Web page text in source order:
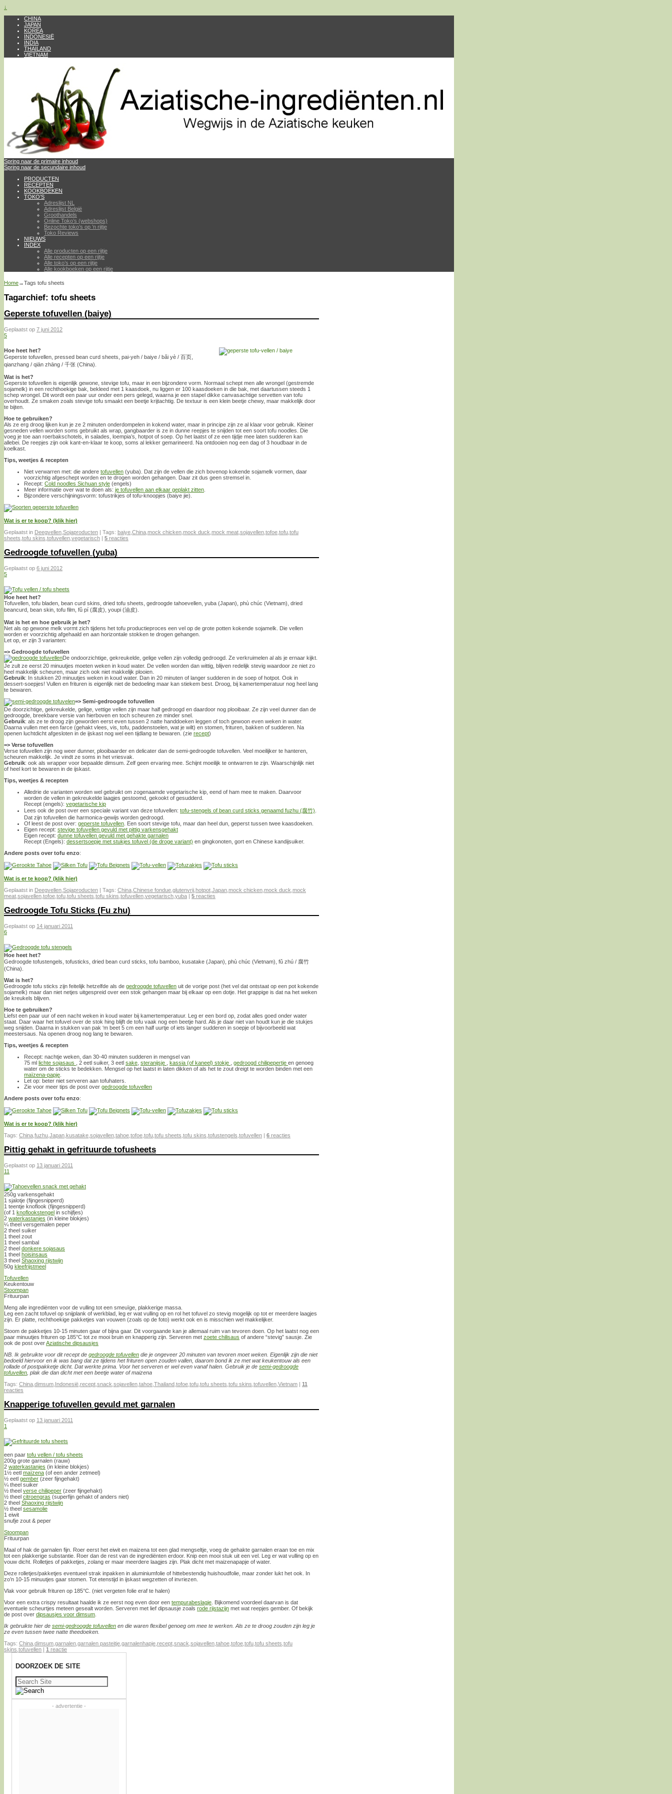
↓
CHINA
JAPAN
KOREA
INDONESIË
INDIA
THAILAND
VIETNAM
Spring naar de primaire inhoud
Spring naar de secundaire inhoud
PRODUCTEN
RECEPTEN
KOOKBOEKEN
TOKO’S
Adreslijst NL
Adreslijst België
Groothandels
Online Toko’s (webshops)
Bezochte toko’s op ’n rijtje
Toko Reviews
NIEUWS
INDEX
Alle producten op een rijtje
Alle recepten op een rijtje
Alle toko’s op een rijtje
Alle kookboeken op een rijtje
Home→Tags tofu sheets
Tagarchief: tofu sheets
Geperste tofuvellen (baiye)
Geplaatst op 7 juni 2012
5
Hoe heet het?
Geperste tofuvellen, pressed bean curd sheets, pai-yeh / baiye / bǎi yè / 百页,
qianzhang / qiān zhāng / 千张 (China).
Wat is het?
Geperste tofuvellen is eigenlijk gewone, stevige tofu, maar in een bijzondere vorm. Normaal schept men alle wrongel (gestremde
sojamelk) in een rechthoekige bak, bekleed met 1 kaasdoek, nu liggen er 100 kaasdoeken in die bak, met daartussen steeds 1
schep wrongel. Dit wordt een paar uur onder een pers gelegd, waarna je een stapel dikke canvasachtige servetten van tofu
overhoudt. Ze smaken zoals stevige tofu smaakt een beetje krijtachtig. De textuur is een klein beetje chewy, maar makkelijk door
te bijten.
Hoe te gebruiken?
Als ze erg droog lijken kun je ze 2 minuten onderdompelen in kokend water, maar in principe zijn ze al klaar voor gebruik. Kleiner
gesneden vellen worden soms gebruikt als wrap, gangbaarder is ze in dunne reepjes te snijden tot een soort tofu noodles. Die
voeg je toe aan roerbakschotels, in salades, loempia’s, hotpot of soep. Op het laatst of ze een tijdje mee laten sudderen kan
allebei. De reepjes zijn ook kant-en-klaar te koop, soms al lekker gemarineerd. Na ontdooien nog een dag of 3 houdbaar in de
koelkast.
Tips, weetjes & recepten
Niet verwarren met: die andere tofuvellen (yuba). Dat zijn de vellen die zich bovenop kokende sojamelk vormen, daar
voorzichtig afgeschept worden en te drogen worden gehangen. Daar zit dus geen stremsel in.
Recept: Cold noodles Sichuan style (engels)
Meer informatie over wat te doen als: je tofuvellen aan elkaar geplakt zitten
Bijzondere verschijningsvorm: tofustrikjes of tofu-knoopjes (baiye jie).
Wat is er te koop? (klik hier)
Geplaatst in Deegvellen Sojaproducten | Tags: baiye China mock chicken mock duck mock meat sojavellen tofoe tofu tofu
sheets tofu skins tofuvellen vegetarisch | 5 reacties
Gedroogde tofuvellen (yuba)
Geplaatst op 6 juni 2012
5
Hoe heet het?
Tofuvellen, tofu bladen, bean curd skins, dried tofu sheets, gedroogde tahoevellen, yuba (Japan), phù chúc (Vietnam), dried
beancurd, bean skin, tofu film, fǔ pí (腐皮), youpi (油皮).
Wat is het en hoe gebruik je het?
Net als op gewone melk vormt zich tijdens het tofu productieproces een vel op de grote potten kokende sojamelk. Die vellen
worden er voorzichtig afgehaald en aan horizontale stokken te drogen gehangen.
Let op, er zijn 3 varianten:
=> Gedroogde tofuvellen
De ondoorzichtige, gekreukelde, gelige vellen zijn volledig gedroogd. Ze verkruimelen al als je ernaar kijkt.
Je zult ze eerst 20 minuutjes moeten weken in koud water. De vellen worden dan wittig, blijven redelijk stevig waardoor ze niet zo
heel makkelijk scheuren, maar zich ook niet makkelijk plooien.
Gebruik: In stukken 20 minuutjes weken in koud water. Dan in 20 minuten of langer sudderen in de soep of hotpot. Ook in
dessert-soepjes! Vullen en frituren is eigenlijk niet de bedoeling maar kan stiekem best. Droog, bij kamertemperatuur nog heel lang
te bewaren.
=> Semi-gedroogde tofuvellen
De doorzichtige, gekreukelde, gelige, vettige vellen zijn maar half gedroogd en daardoor nog plooibaar. Ze zijn veel dunner dan de
gedroogde, breekbare versie van hierboven en toch scheuren ze minder snel.
Gebruik: als ze te droog zijn geworden eerst even tussen 2 natte handdoeken leggen of toch gewoon even weken in water.
Daarna vullen met een farce (gehakt vlees, vis, tofu, paddenstoelen, wat je wilt) en stomen, frituren, bakken of sudderen. Na
openen luchtdicht afgesloten in de ijskast nog wel een tijdlang te bewaren. (zie recept)
=> Verse tofuvellen
Verse tofuvellen zijn nog weer dunner, plooibaarder en delicater dan de semi-gedroogde tofuvellen. Veel moeilijker te hanteren,
scheuren makkelijk. Je vindt ze soms in het vriesvak.
Gebruik: ook als wrapper voor bepaalde dimsum. Zelf geen ervaring mee. Schijnt moeilijk te ontwarren te zijn. Waarschijnlijk niet
of heel kort te bewaren in de ijskast.
Tips, weetjes & recepten
Alledrie de varianten worden wel gebruikt om zogenaamde vegetarische kip, eend of ham mee te maken. Daarvoor
worden de vellen in gekreukelde laagjes gestoomd, gekookt of gesudderd.
Recept (engels): vegetarische kip
Lees ook de post over een speciale variant van deze tofuvellen: tofu-stengels of bean curd sticks genaamd fuzhu (腐竹)
Dat zijn tofuvellen die harmonica-gewijs worden gedroogd.
Of leest de post over: geperste tofuvellen . Een soort stevige tofu, maar dan heel dun, geperst tussen twee kaasdoeken.
Eigen recept: stevige tofuvellen gevuld met pittig varkensgehakt
Eigen recept: dunne tofuvellen gevuld met gehakte garnalen
Recept (Engels): dessertsoepje met stukjes tofuvel (de droge variant) en gingkonoten, gort en Chinese kandijsuiker.
Andere posts over tofu enzo:
Wat is er te koop? (klik hier)
Geplaatst in Deegvellen Sojaproducten | Tags: China Chinese fondue glutenvrij hotpot Japan mock chicken mock duck mock
meat sojavellen tofoe tofu tofu sheets tofu skins tofuvellen vegetarisch yuba | 5 reacties
Gedroogde Tofu Sticks (Fu zhu)
Geplaatst op 14 januari 2011
6
Hoe heet het?
Gedroogde tofustengels, tofusticks, dried bean curd sticks, tofu bamboo, kusatake (Japan), phù chúc (Vietnam), fǔ zhú / 腐竹
(China).
Wat is het?
Gedroogde tofu sticks zijn feitelijk hetzelfde als de gedroogde tofuvellen uit de vorige post (het vel dat ontstaat op een pot kokende
sojamelk) maar dan niet netjes uitgespreid over een stok gehangen maar bij elkaar op een dotje. Het grappige is dat na het weken
de kreukels blijven.
Hoe te gebruiken?
Liefst een paar uur of een nacht weken in koud water bij kamertemperatuur. Leg er een bord op, zodat alles goed onder water
staat. Daar waar het tofuvel over de stok hing blijft de tofu vaak nog een beetje hard. Als je daar niet van houdt kun je die stukjes
weg snijden. Daarna in stukken van pak ‘m beet 5 cm een half uurtje of iets langer sudderen in soepje of bijvoorbeeld wat
meestersaus. Na openen droog nog lang te bewaren.
Tips, weetjes & recepten
Recept: nachtje weken, dan 30-40 minuten sudderen in mengsel van
75 ml lichte sojasaus , 2 eetl suiker, 3 eetl sake steranijsje kassia (of kaneel) stokje gedroogd chilipepertje en genoeg
water om de sticks te bedekken. Mengsel op het laatst in laten dikken of als het te zout dreigt te worden binden met een
maïzena-papje
Let op: beter niet serveren aan tofuhaters.
Zie voor meer tips de post over gedroogde tofuvellen
Andere posts over tofu enzo:
Wat is er te koop? (klik hier)
Tags: China fuzhu Japan kusatake sojavellen tahoe tofoe tofu tofu sheets tofu skins tofustengels tofuvellen | 6 reacties
Pittig gehakt in gefrituurde tofusheets
Geplaatst op 13 januari 2011
11
250g varkensgehakt
1 sjalotje (fijngesnipperd)
1 teentje knoflook (fijngesnipperd)
(of 1 knoflookstengel in schijfjes)
2 waterkastanjes (in kleine blokjes)
¼ theel versgemalen peper
2 theel suiker
1 theel zout
1 theel sambal
2 theel donkere sojasaus
1 theel hoisinsaus
3 theel Shaoxing rijstwijn
50g kleefrijstmeel
Tofuvellen
Keukentouw
Stoompan
Frituurpan
Meng alle ingrediënten voor de vulling tot een smeuïge, plakkerige massa.
Leg een zacht tofuvel op snijplank of werkblad, leg er wat vulling op en rol het tofuvel zo stevig mogelijk op tot er meerdere laagjes
zijn. Er platte, rechthoekige pakketjes van vouwen (zoals op de foto) werkt ook en is misschien wel makkelijker.
Stoom de pakketjes 10-15 minuten gaar of bijna gaar. Dit voorgaande kan je allemaal ruim van tevoren doen. Op het laatst nog een
paar minuutjes frituren op 185°C tot ze mooi bruin en knapperig zijn. Serveren met zoete chilisaus of andere “stevig” sausje. Zie
ook de post overAziatische dipsausjes
NB. Ik gebruikte voor dit recept de gedroogde tofuvellen die je ongeveer 20 minuten van tevoren moet weken. Eigenlijk zijn die niet
bedoeld hiervoor en ik was bang dat ze tijdens het frituren open zouden vallen, daarom bond ik ze met wat keukentouw als een
rollade of postpakketje dicht. Dat werkte prima. Voor het serveren er wel even vanaf halen. Gebruik je de semi-gedroogde
tofuvellen , plak die dan dicht met een beetje water of maizena
Tags: China dimsum Indonesië recept snack sojavellen tahoe Thailand tofoe tofu tofu sheets tofu skins tofuvellen Vietnam | 11
reacties
Knapperige tofuvellen gevuld met garnalen
Geplaatst op 13 januari 2011
1
een paar tofu vellen / tofu sheets
200g grote garnalen (rauw)
2 waterkastanjes (in kleine blokjes)
1½ eetl maïzena (of een ander zetmeel)
½ eetl gember (zeer fijngehakt)
¼ theel suiker
½ theel verse chilipeper (zeer fijngehakt)
½ theel citroengras (superfijn gehakt of anders niet)
2 theel Shaoxing rijstwijn
½ theel sesamolie
1 eiwit
snufje zout & peper
Stoompan
Frituurpan
Maal of hak de garnalen fijn. Roer eerst het eiwit en maizena tot een glad mengseltje, voeg de gehakte garnalen eraan toe en mix
tot een plakkerige substantie. Roer dan de rest van de ingrediënten erdoor. Knip een mooi stuk uit een vel. Leg er wat vulling op en
vouw dicht. Rolletjes of pakketjes, zolang er maar meerdere laagjes zijn. Plak dicht met maizenapapje of water.
Deze rolletjes/pakketjes eventueel strak inpakken in aluminiumfolie of hittebestendig huishoudfolie, maar zonder lukt het ook. In
zo’n 10-15 minuutjes gaar stomen. Tot etenstijd in ijskast wegzetten of invriezen.
Vlak voor gebruik frituren op 185°C. (niet vergeten folie eraf te halen)
Voor een extra crispy resultaat haalde ik ze eerst nog even door een tempurabeslagje . Bijkomend voordeel daarvan is dat
eventuele scheurtjes meteen gesealt worden. Serveren met lief dipsausje zoals rode rijstazijn met wat reepjes gember. Of bekijk
de post over dipsausjes voor dimsum
Ik gebruikte hier de semi-gedroogde tofuvellen en die waren flexibel genoeg om mee te werken. Als ze te droog zouden zijn leg je
ze even tussen twee natte theedoeken.
Tags: China dimsum garnalen garnalen pasteitje garnalenhapje recept snack sojavellen tahoe tofoe tofu tofu sheets tofu
skins tofuvellen | 1 reactie
DOORZOEK DE SITE
Zoeken
naar:
- advertentie -